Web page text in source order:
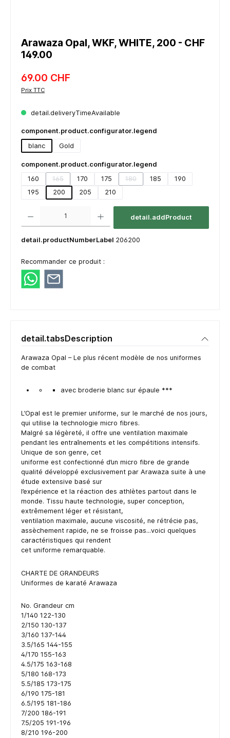
Arawaza Opal, WKF, WHITE, 200 - CHF
149.00
69.00 CHF
Prix TTC
detail.deliveryTimeAvailable
component.product.configurator.legend
blanc
Gold
component.product.configurator.legend
160
165
(detail.unavailableTooltip)
170 175 180
(detail.unavailableTooltip)
185
190
195
200 205 210
detail.addProduct
detail.productNumberLabel 206200
Recommander ce produit :
detail.tabsDescription
Arawaza Opal – Le plus récent modèle de nos uniformes
de combat
avec broderie blanc sur épaule ***
L’Opal est le premier uniforme, sur le marché de nos jours,
qui utilise la technologie micro fibres.
Malgré sa légèreté, il offre une ventilation maximale
pendant les entraînements et les compétitions intensifs.
Unique de son genre, cet
uniforme est confectionné d’un micro fibre de grande
qualité développé exclusivement par Arawaza suite à une
étude extensive basé sur
l’expérience et la réaction des athlètes partout dans le
monde. Tissu haute technologie, super conception,
extrêmement léger et résistant,
ventilation maximale, aucune viscosité, ne rétrécie pas,
assèchement rapide, ne se froisse pas...voici quelques
caractéristiques qui rendent
cet uniforme remarquable.
CHARTE DE GRANDEURS
Uniformes de karaté Arawaza
No. Grandeur cm
1/140 122-130
2/150 130-137
3/160 137-144
3.5/165 144-155
4/170 155-163
4.5/175 163-168
5/180 168-173
5.5/185 173-175
6/190 175-181
6.5/195 181-186
7/200 186-191
7.5/205 191-196
8/210 196-200